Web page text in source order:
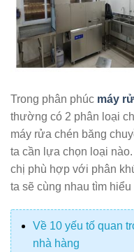
Trong phân phúc máy
thường có 2 phân loại
máy rửa chén băng
ta cần lựa chọn loại
chị phù hợp với phân
ta sẽ cùng nhau tìm hiểu
Về 10 yếu tố quan
nhà hàng